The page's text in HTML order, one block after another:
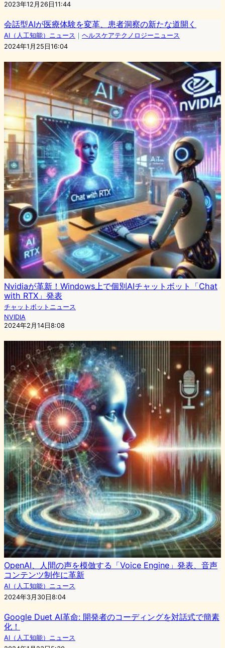
2023年12月26日11:44
会話型AIが医療体験を変革、患者洞察の新たな道開く
AI（人工知能）ニュース ｜ ヘルスケアテクノロジーニュース
2024年1月25日16:04
Nvidiaが革新！Windows上で個別AIチャットボット「Chat
with RTX」発表
チャットボットニュース
NVIDIA
2024年2月14日8:08
OpenAI、人間の声を模倣する「Voice Engine」発表、音声
コンテンツ制作に革新
AI（人工知能）ニュース
2024年3月30日8:04
Google Duet AI革命: 開発者のコーディングを対話式で簡素
化！
AI（人工知能）ニュース